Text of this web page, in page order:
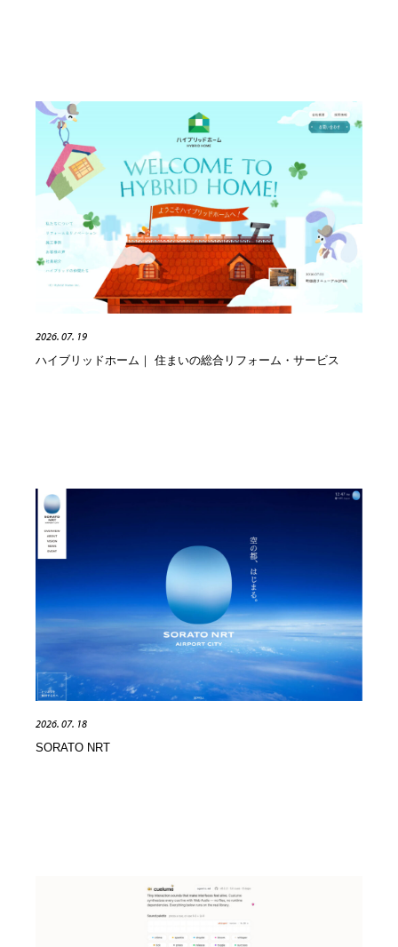
2026. 07. 19
ハイブリッドホーム｜ 住まいの総合リフォーム・サービス
2026. 07. 18
SORATO NRT